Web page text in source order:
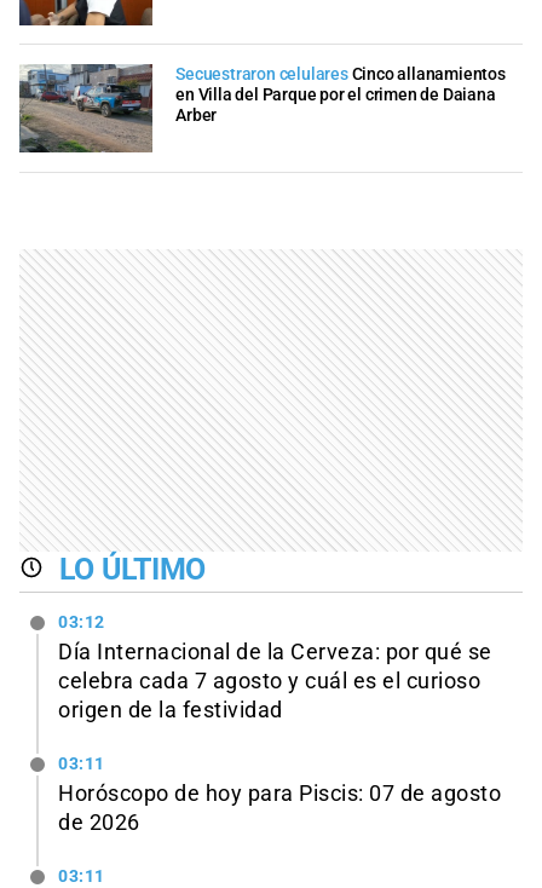
Secuestraron celularesCinco allanamientos
en Villa del Parque por el crimen de Daiana
Arber
LO ÚLTIMO
03:12
Día Internacional de la Cerveza: por qué se
celebra cada 7 agosto y cuál es el curioso
origen de la festividad
03:11
Horóscopo de hoy para Piscis: 07 de agosto
de 2026
03:11